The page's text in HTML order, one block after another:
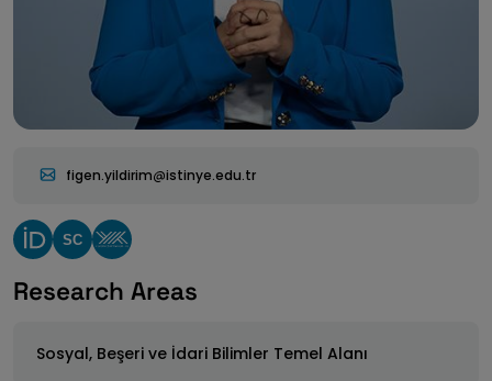
figen.yildirim istinye.edu.tr
SC
Research Areas
Sosyal, Beşeri ve İdari Bilimler Temel Alanı